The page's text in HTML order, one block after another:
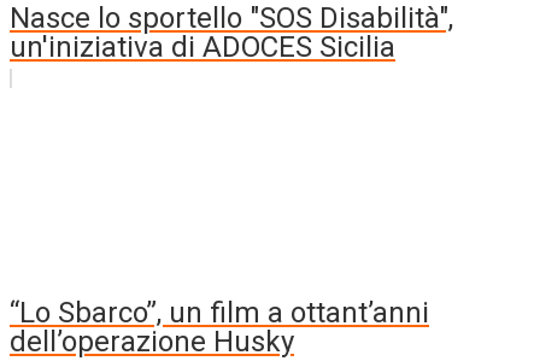
Nasce lo sportello "SOS Disabilità",
un'iniziativa di ADOCES Sicilia
“Lo Sbarco”, un film a ottant’anni
dell’operazione Husky